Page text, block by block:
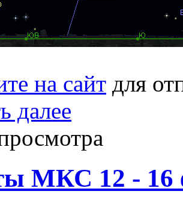
на сайт для
далее
МКС 12 - 16